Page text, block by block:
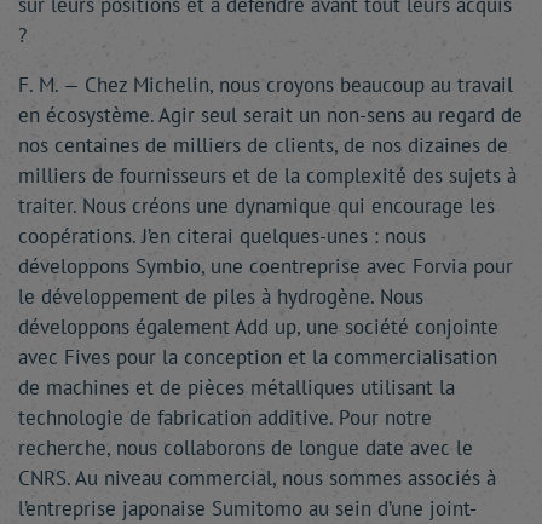
?
F. M. — Chez Michelin, nous croyons beaucoup au travail
en écosystème. Agir seul serait un non-sens au regard de
nos centaines de milliers de clients, de nos dizaines de
milliers de fournisseurs et de la complexité des sujets à
traiter. Nous créons une dynamique qui encourage les
coopérations. J’en citerai quelques-unes : nous
développons Symbio, une coentreprise avec Forvia pour
le développement de piles à hydrogène. Nous
développons également Add up, une société conjointe
avec Fives pour la conception et la commercialisation
de machines et de pièces métalliques utilisant la
technologie de fabrication additive. Pour notre
recherche, nous collaborons de longue date avec le
CNRS. Au niveau commercial, nous sommes associés à
l’entreprise japonaise Sumitomo au sein d’une joint-